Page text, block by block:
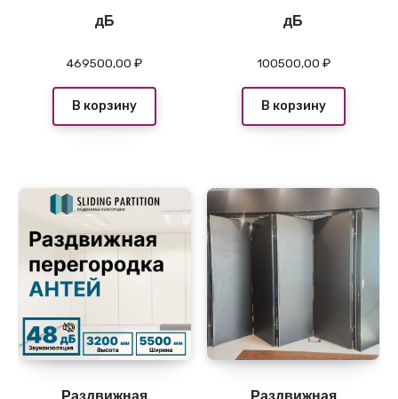
дБ
469500,00₽
В корзину
дБ
100500,00 ₽
В корзину